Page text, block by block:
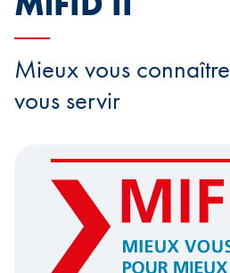
Mieux vous
vous servir